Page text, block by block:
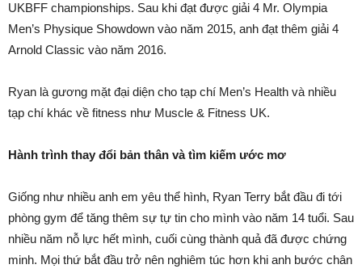
UKBFF championships. Sau khi đạt được giải 4 Mr. Olympia
Men’s Physique Showdown vào năm 2015, anh đạt thêm giải 4
Arnold Classic vào năm 2016.
Ryan là gương mặt đại diện cho tạp chí Men’s Health và nhiều
tạp chí khác về fitness như Muscle & Fitness UK.
Hành trình thay đổi bản thân và tìm kiếm ước mơ
Giống như nhiều anh em yêu thể hình, Ryan Terry bắt đầu đi tới
phòng gym để tăng thêm sự tự tin cho mình vào năm 14 tuổi. Sau
nhiều năm nỗ lực hết mình, cuối cùng thành quả đã được chứng
minh. Mọi thứ bắt đầu trở nên nghiêm túc hơn khi anh bước chân